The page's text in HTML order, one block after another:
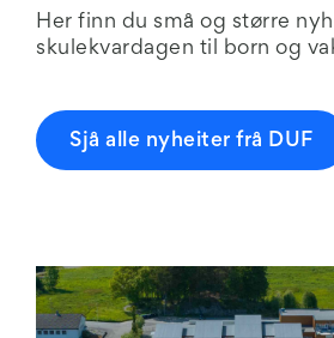
Her finn du små og større
skulekvardagen til born og
Sjå alle nyheiter frå DUF